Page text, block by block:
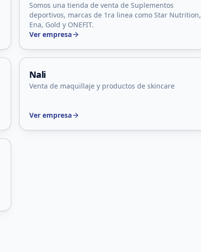
Somos una tienda de venta de Suplementos
deportivos, marcas de 1ra linea como Star Nutrition,
Ena, Gold y ONEFIT.
Ver empresa
Nali
Venta de maquillaje y productos de skincare
Ver empresa